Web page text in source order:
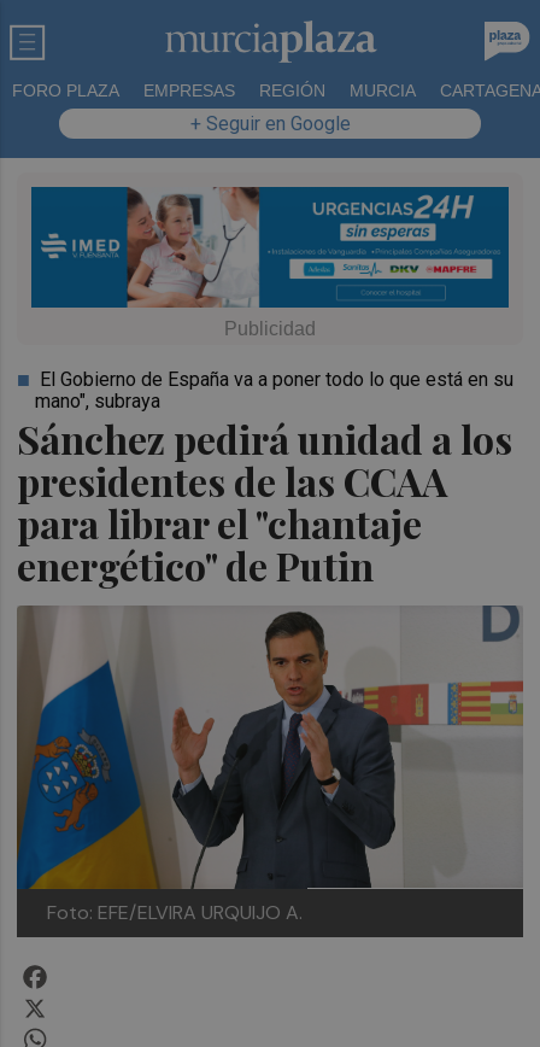
FORO PLAZA EMPRESAS REGIÓN MURCIA
+ Seguir en Google
Sánchez pedirá unidad a los
presidentes de las CCAA
para librar el "chantaje
energético" de Putin
El Gobierno de España va a poner todo lo que está en su
mano", subraya
Foto: EFE/ELVIRA URQUIJO A.